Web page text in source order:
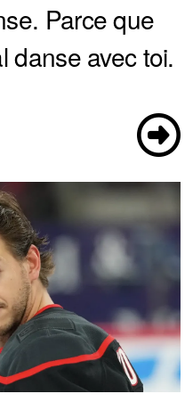
Parce que
danse avec toi.